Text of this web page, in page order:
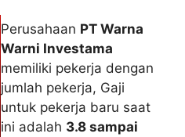
Perusahaan PT Warna
Warni Investama
memiliki pekerja dengan
jumlah pekerja, Gaji
untuk pekerja baru saat
ini adalah 3.8 sampai